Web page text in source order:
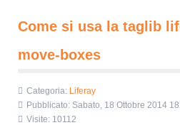
Come si usa la taglib
move-boxes
Categoria: Liferay
Pubblicato: Sabato, 18 Ottobre 2014
Visite: 10112